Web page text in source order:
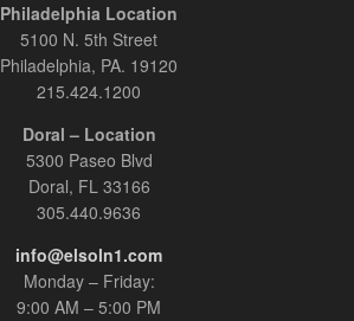
Philadelphia Location
5100 N. 5th Street
Philadelphia, PA. 19120
215.424.1200
Doral – Location
5300 Paseo Blvd
Doral, FL 33166
305.440.9636
info@elsoln1.com
Monday – Friday:
9:00 AM – 5:00 PM